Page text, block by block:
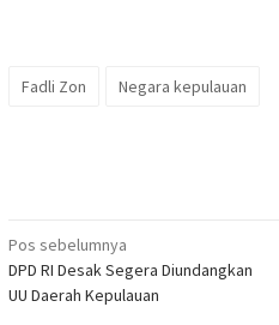
Fadli Zon Negara kepulauan
Navigasi
pos
Pos sebelumnya
DPD RI Desak Segera Diundangkan
UU Daerah Kepulauan